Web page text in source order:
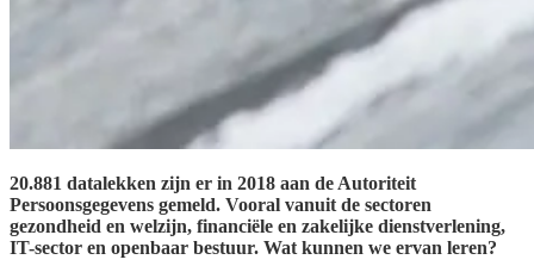
20.881 datalekken zijn er in 2018 aan de Autoriteit
Persoonsgegevens gemeld. Vooral vanuit de sectoren
gezondheid en welzijn, financiële en zakelijke dienstverlening,
IT-sector en openbaar bestuur. Wat kunnen we ervan leren?